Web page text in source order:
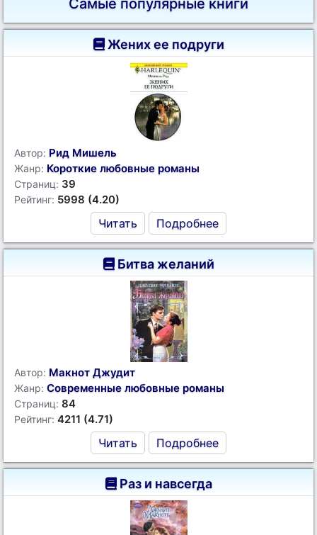
Самые популярные книги
Жених ее подруги
Автор: Рид Мишель
Жанр: Короткие любовные романы
Страниц: 39
Рейтинг: 5998 (4.20)
Читать Подробнее
Битва желаний
Автор: Макнот Джудит
Жанр: Современные любовные романы
Страниц: 84
Рейтинг: 4211 (4.71)
Читать Подробнее
Раз и навсегда